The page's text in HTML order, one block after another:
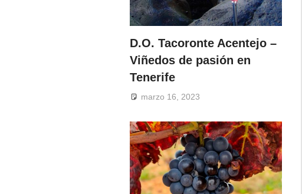
D.O. Tacoronte Acentejo –
Viñedos de pasión en
Tenerife
marzo 16, 2023